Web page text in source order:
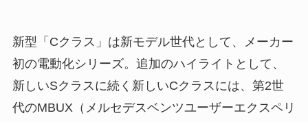
新型「Cクラス」は新モデル世代として、メーカー
初の電動化シリーズ。追加のハイライトとして、
新しいSクラスに続く新しいCクラスには、第2世
代のMBUX（メルセデスベンツユーザーエクスペリ